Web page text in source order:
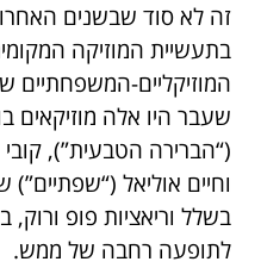
זה לא סוד שבשנים
בתעשיית המוזיקה
המוזיקליים-המשפחתיים
שעבר היו אלה מוזיקאים
(“הברירה הטבעית”),
וחיים אוליאל
בשלל וריאציות פופ
לתופעה רחבה של ממש.